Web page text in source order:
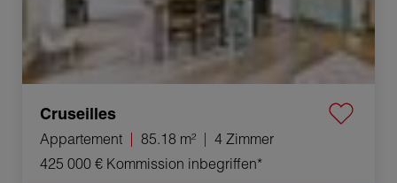
Cruseilles
Appartement 85.18 m²
4 Zimmer
425 000 € Kommission inbegriffen*